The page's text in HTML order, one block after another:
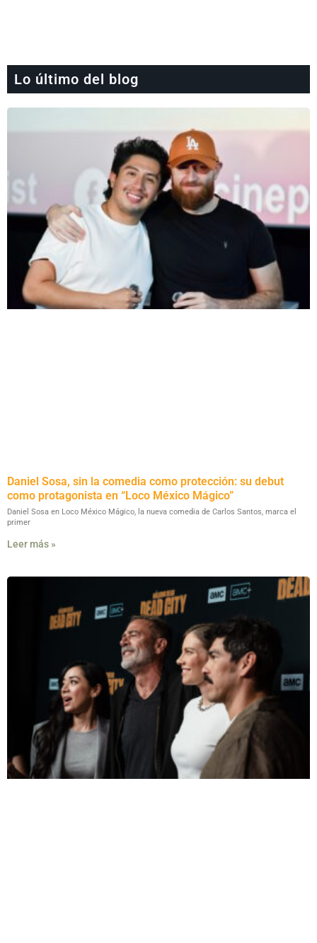
Lo último del blog
Daniel Sosa, sin la comedia como protección: su debut
como protagonista en “Loco México Mágico”
Daniel Sosa en Loco México Mágico, la nueva comedia de Carlos Santos, marca el
primer
Leer más »